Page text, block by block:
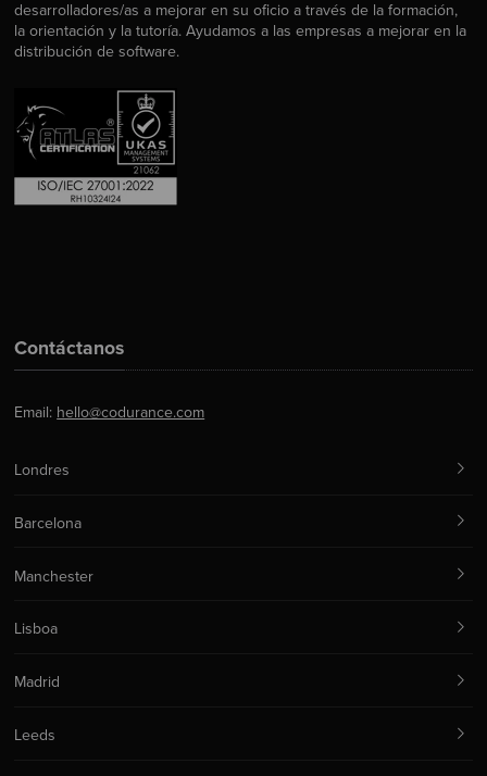
desarrolladores/as a mejorar en su oficio a través de la formación,
la orientación y la tutoría. Ayudamos a las empresas a mejorar en la
distribución de software.
Contáctanos
Email: hello@codurance.com
Londres
Barcelona
Manchester
Lisboa
Madrid
Leeds